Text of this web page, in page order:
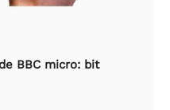
BBC micro: bit